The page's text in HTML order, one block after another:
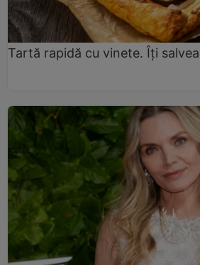
Tartă rapidă cu vinete. Îți